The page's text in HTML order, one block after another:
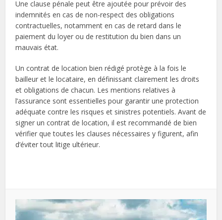
Une clause pénale peut être ajoutée pour prévoir des
indemnités en cas de non-respect des obligations
contractuelles, notamment en cas de retard dans le
paiement du loyer ou de restitution du bien dans un
mauvais état.
Un contrat de location bien rédigé protège à la fois le
bailleur et le locataire, en définissant clairement les droits
et obligations de chacun. Les mentions relatives à
l’assurance sont essentielles pour garantir une protection
adéquate contre les risques et sinistres potentiels. Avant de
signer un contrat de location, il est recommandé de bien
vérifier que toutes les clauses nécessaires y figurent, afin
d’éviter tout litige ultérieur.